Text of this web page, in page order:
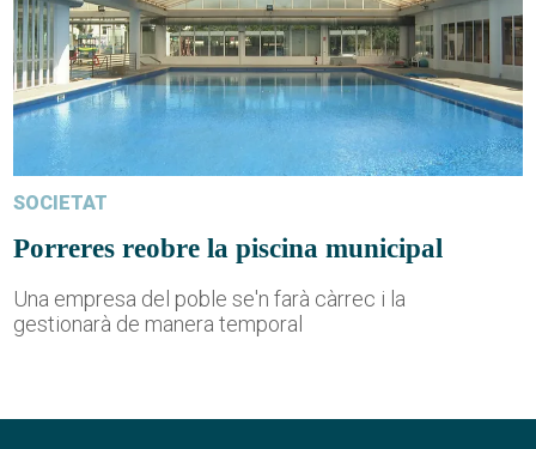
SOCIETAT
Porreres reobre la piscina municipal
Una empresa del poble se'n farà càrrec i la
gestionarà de manera temporal